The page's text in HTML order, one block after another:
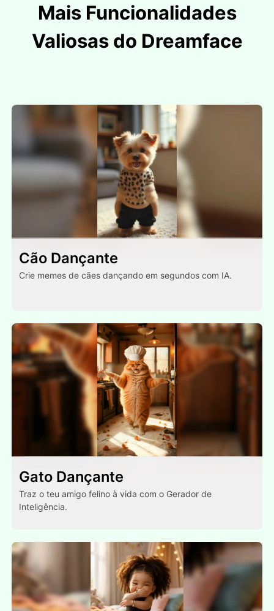
Mais Funcionalidades
Valiosas do Dreamface
Cão Dançante
Crie memes de cães dançando em segundos com IA.
Gato Dançante
Traz o teu amigo felino à vida com o Gerador de
Inteligência.